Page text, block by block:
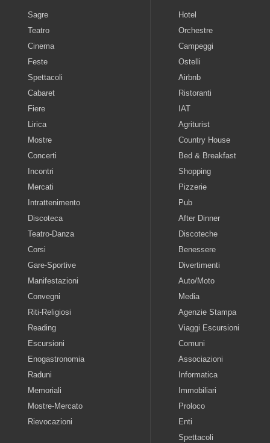
Sagre
Teatro
Cinema
Feste
Spettacoli
Cabaret
Fiere
Lirica
Mostre
Concerti
Incontri
Mercati
Intrattenimento
Discoteca
Teatro-Danza
Corsi
Gare-Sportive
Manifestazioni
Convegni
Riti-Religiosi
Reading
Escursioni
Enogastronomia
Raduni
Memoriali
Mostre-Mercato
Rievocazioni
Hotel
Orchestre
Campeggi
Ostelli
Airbnb
Ristoranti
IAT
Agriturist
Country House
Bed & Breakfast
Shopping
Pizzerie
Pub
After Dinner
Discoteche
Benessere
Divertimenti
Auto/Moto
Media
Agenzie Stampa
Viaggi Escursioni
Comuni
Associazioni
Informatica
Immobiliari
Proloco
Enti
Spettacoli